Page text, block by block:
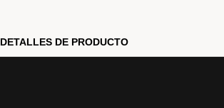
DETALLES DE PRODUCTO